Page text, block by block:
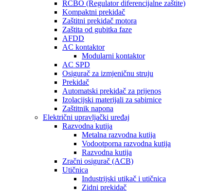
RCBO (Regulator diferencijalne zaštite)
Kompaktni prekidač
Zaštitni prekidač motora
Zaštita od gubitka faze
AFDD
AC kontaktor
Modularni kontaktor
AC SPD
Osigurač za izmjeničnu struju
Prekidač
Automatski prekidač za prijenos
Izolacijski materijali za sabirnice
Zaštitnik napona
Električni upravljački uređaj
Razvodna kutija
Metalna razvodna kutija
Vodootporna razvodna kutija
Razvodna kutija
Zračni osigurač (ACB)
Utičnica
Industrijski utikač i utičnica
Zidni prekidač